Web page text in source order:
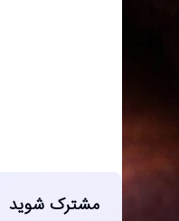
مشترک شوید